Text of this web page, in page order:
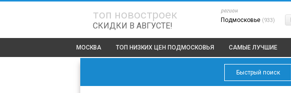
топ новостроек
СКИДКИ В АВГУСТЕ!
регион
Подмосковье (933)
МОСКВА ТОП НИЗКИХ ЦЕН ПОДМОСКОВЬЯ САМЫЕ ЛУЧШИЕ
Быстрый поиск